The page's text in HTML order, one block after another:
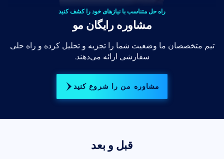
راه حل متناسب با نیازهای خود را کشف کنید
مشاوره رایگان مو
تیم متخصصان ما وضعیت شما را تجزیه و تحلیل کرده و راه حلی
سفارشی ارائه می‌دهند.
مشاوره من را شروع کنید
قبل و بعد